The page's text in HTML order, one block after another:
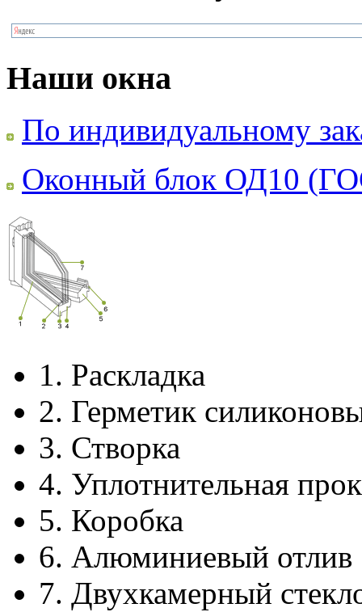
Наши окна
По индивидуальному
Оконный блок ОД10
1. Раскладка
2. Герметик
3. Створка
4. Уплотнительная
5. Коробка
6. Алюминиевый отлив
7. Двухкамерный